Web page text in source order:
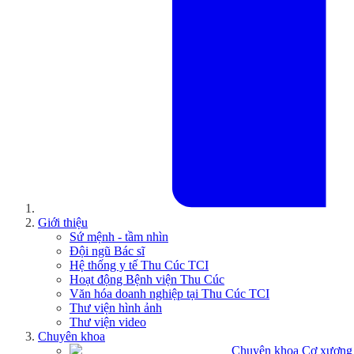
Giới thiệu
Sứ mệnh - tầm nhìn
Đội ngũ Bác sĩ
Hệ thống y tế Thu Cúc TCI
Hoạt động Bệnh viện Thu Cúc
Văn hóa doanh nghiệp tại Thu Cúc TCI
Thư viện hình ảnh
Thư viện video
Chuyên khoa
Chuyên khoa Cơ